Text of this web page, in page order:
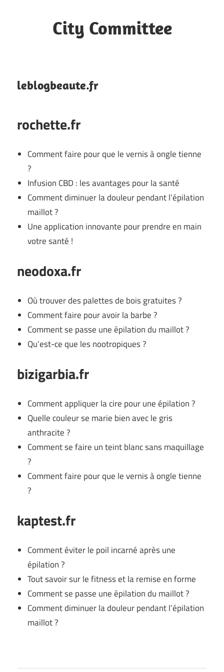
City Committee
leblogbeaute.fr
rochette.fr
Comment faire pour que le vernis à ongle tienne
?
Infusion CBD : les avantages pour la santé
Comment diminuer la douleur pendant l’épilation
maillot ?
Une application innovante pour prendre en main
votre santé !
neodoxa.fr
Où trouver des palettes de bois gratuites ?
Comment faire pour avoir la barbe ?
Comment se passe une épilation du maillot ?
Qu’est-ce que les nootropiques ?
bizigarbia.fr
Comment appliquer la cire pour une épilation ?
Quelle couleur se marie bien avec le gris
anthracite ?
Comment se faire un teint blanc sans maquillage
?
Comment faire pour que le vernis à ongle tienne
?
kaptest.fr
Comment éviter le poil incarné après une
épilation ?
Tout savoir sur le fitness et la remise en forme
Comment se passe une épilation du maillot ?
Comment diminuer la douleur pendant l’épilation
maillot ?